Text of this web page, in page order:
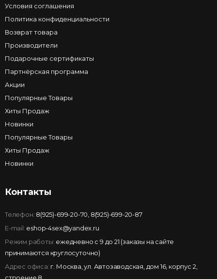
Условия соглашения
Политика конфиденциальности
Возврат товара
Производители
Подарочные сертификаты
Партнёрская программа
Акции
Популярные Товары
Хиты Продаж
Новинки
Популярные Товары
Хиты Продаж
Новинки
Контакты
Телефон: 8(925)-699-20-70 8(925)-699-20-87
E-mail: eshop-4sex@yandex.ru
Режим работы: ежедневно с 9 до 21 (заказы на сайте
принимаются круглосуточно)
Адрес офиса: г. Москва, ул. Автозаводская, дом 16, корпус 2,
строение 8